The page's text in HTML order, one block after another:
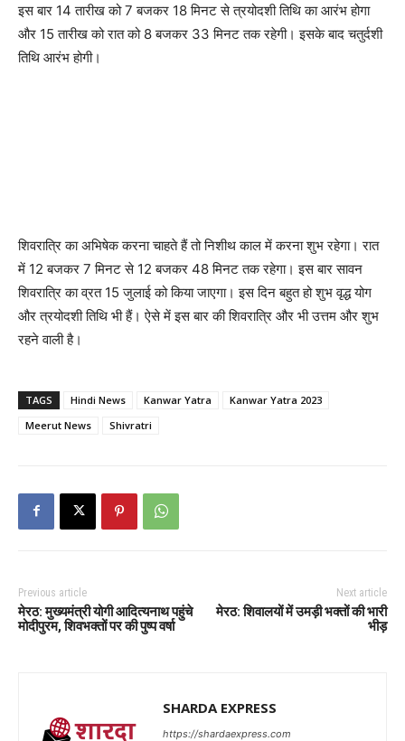
इस बार 14 तारीख को 7 बजकर 18 मिनट से त्रयोदशी तिथि का आरंभ होगा
और 15 तारीख को रात को 8 बजकर 33 मिनट तक रहेगी। इसके बाद चतुर्दशी
तिथि आरंभ होगी।
शिवरात्रि का अभिषेक करना चाहते हैं तो निशीथ काल में करना शुभ रहेगा। रात
में 12 बजकर 7 मिनट से 12 बजकर 48 मिनट तक रहेगा। इस बार सावन
शिवरात्रि का व्रत 15 जुलाई को किया जाएगा। इस दिन बहुत हो शुभ वृद्ध योग
और त्रयोदशी तिथि भी हैं। ऐसे में इस बार की शिवरात्रि और भी उत्तम और शुभ
रहने वाली है।
TAGS Hindi News Kanwar Yatra
Kanwar Yatra 2023
Meerut News
Shivratri
Previous article
मेरठ: मुख्यमंत्री योगी आदित्यनाथ पहुंचे
मोदीपुरम, शिवभक्तों पर की पुष्प वर्षा
Next article
मेरठ: शिवालयों में उमड़ी भक्तों की भारी
भीड़
SHARDA EXPRESS
https://shardaexpress.com